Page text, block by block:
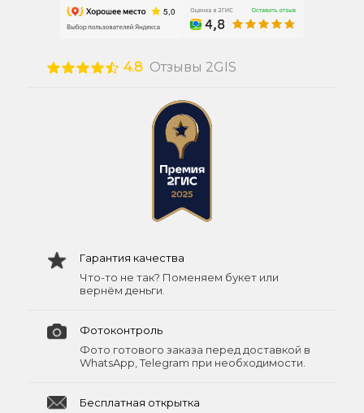
4.8 Отзывы 2GIS
Гарантия качества
Что-то не так? Поменяем букет или
вернём деньги.
Фотоконтроль
Фото готового заказа перед доставкой в
WhatsApp, Telegram при необходимости.
Бесплатная открытка